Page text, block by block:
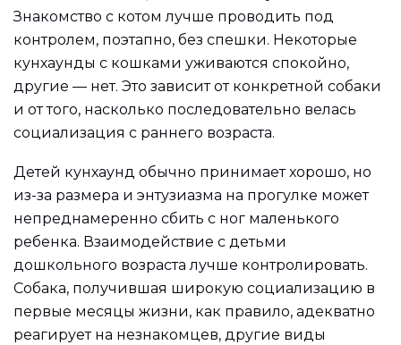
Знакомство с котом лучше проводить под
контролем, поэтапно, без спешки. Некоторые
кунхаунды с кошками уживаются спокойно,
другие — нет. Это зависит от конкретной собаки
и от того, насколько последовательно велась
социализация с раннего возраста.
Детей кунхаунд обычно принимает хорошо, но
из-за размера и энтузиазма на прогулке может
непреднамеренно сбить с ног маленького
ребенка. Взаимодействие с детьми
дошкольного возраста лучше контролировать.
Собака, получившая широкую социализацию в
первые месяцы жизни, как правило, адекватно
реагирует на незнакомцев, другие виды